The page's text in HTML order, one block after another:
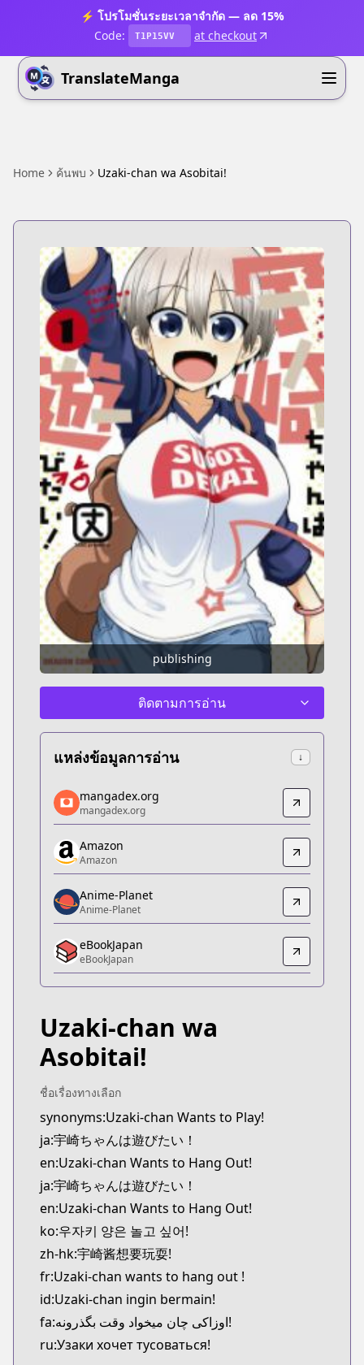
⚡ โปรโมชั่นระยะเวลาจำกัด — ลด 15%
Code:
T1P15VV at checkout
TranslateManga
Home ค้นพบ Uzaki-chan wa Asobitai!
publishing
ติดตามการอ่าน
แหล่งข้อมูลการอ่าน ↓
mangadex.org
mangadex.org
https://mangadex.org/title/5a90308a-8b12-4a4d-
Amazon
Amazon
https://www.amazon.co.jp/dp/B07P843R8X
Anime-Planet
Anime-Planet
https://www.anime-planet.com/manga/uzaki-
eBookJapan
eBookJapan
bl
533041
Official Raw
Official Raw
https://comic-walker.com/detail/KC_004657_S
Kitsu
Kitsu
https://kitsu.app/manga/41168
MangaUpdates
https://www.mangaupdates.com/
Book☆Walker
Book☆Walker
https://bookwalker.jp/series/166064/list
mangadex.org
mangadex.org
Amazon
Amazon
Anime-Planet
Anime-Planet
eBookJapan
eBookJapan
Uzaki-chan wa
Asobitai!
ชื่อเรื่องทางเลือก
synonyms:Uzaki-chan Wants to Play!
ja:宇崎ちゃんは遊びたい！
en:Uzaki-chan Wants to Hang Out!
ja:宇崎ちゃんは遊びたい！
en:Uzaki-chan Wants to Hang Out!
ko:우자키 양은 놀고 싶어!
zh-hk:宇崎酱想要玩耍!
fr:Uzaki-chan wants to hang out !
id:Uzaki-chan ingin bermain!
fa:اوزاکی چان میخواد وقت بگذرونه!
ru:Узаки хочет тусоваться!